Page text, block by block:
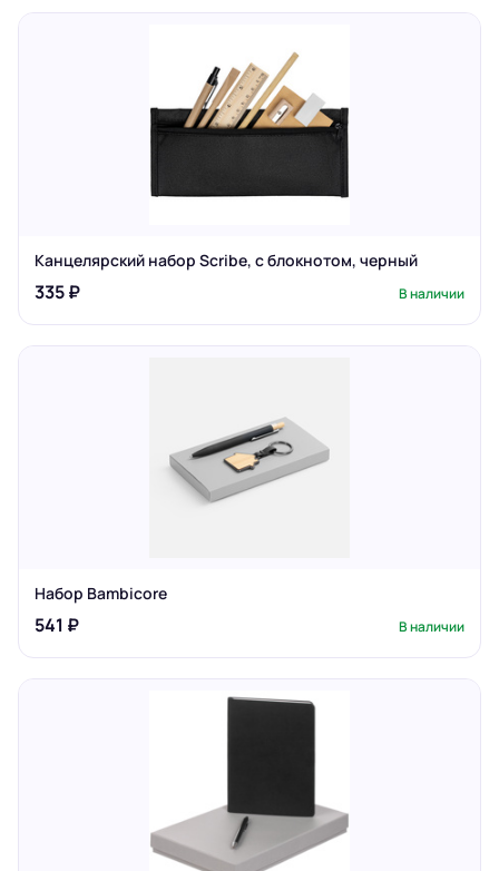
Канцелярский набор Scribe, с блокнотом, черный
335 ₽ В наличии
Набор Bambicore
541 ₽ В наличии